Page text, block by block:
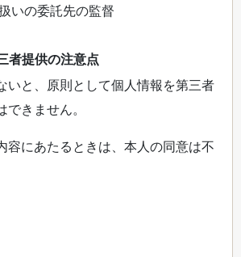
いの委託先の監督
者提供の注意点
いと、原則として個人情報を第三者
できません。
容にあたるときは、本人の同意は不